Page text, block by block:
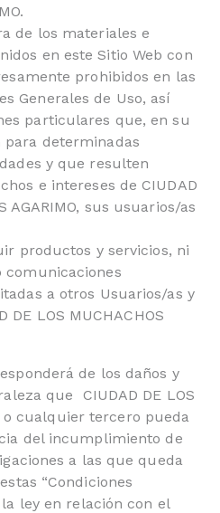
de los materiales e
en este Sitio Web con
prohibidos en las
Generales de Uso, así
particulares que, en su
para determinadas
y que resulten
e intereses de CIUDAD
AGARIMO, sus usuarios/as
productos y servicios, ni
a otros Usuarios/as y
LOS MUCHACHOS
de los daños y
que CIUDAD DE LOS
o cualquier tercero pueda
del incumplimiento de
a las que queda
“Condiciones
la ley en relación con el